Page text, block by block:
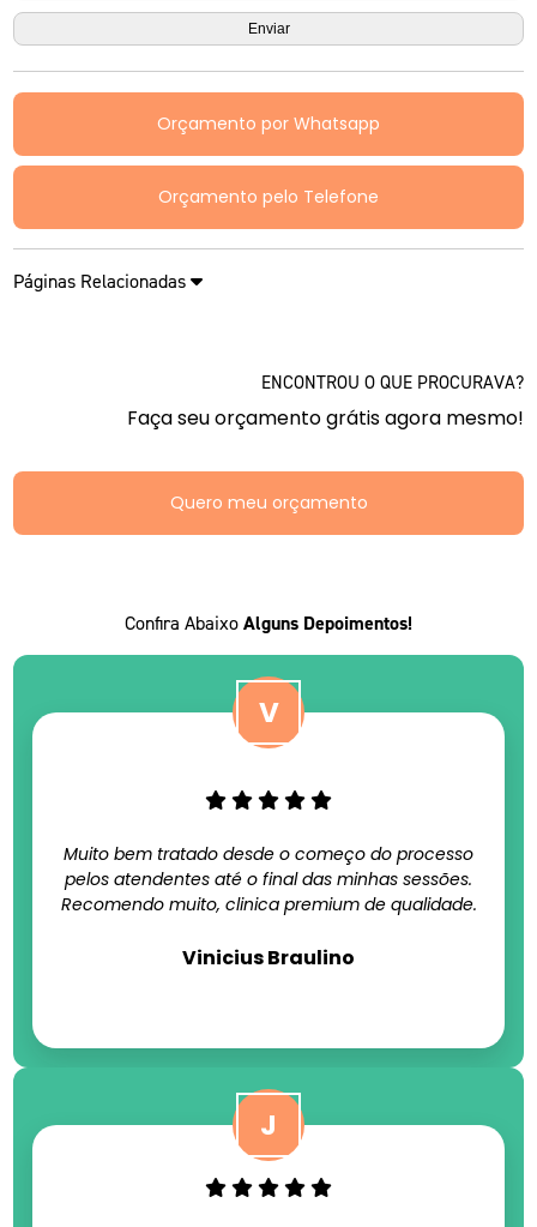
Orçamento por Whatsapp
Orçamento pelo Telefone
Páginas Relacionadas
ENCONTROU O QUE PROCURAVA?
Faça seu orçamento grátis agora mesmo!
Quero meu orçamento
Confira Abaixo Alguns Depoimentos!
Muito bem tratado desde o começo do processo
pelos atendentes até o final das minhas sessões.
Recomendo muito, clinica premium de qualidade.
Vinicius Braulino